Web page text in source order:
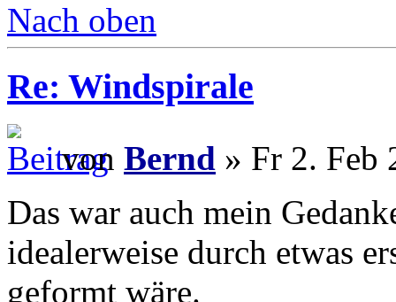
Nach oben
Re: Windspirale
von Bernd » Fr 2. Feb
Das war auch mein
idealerweise durch etwas
geformt wäre.